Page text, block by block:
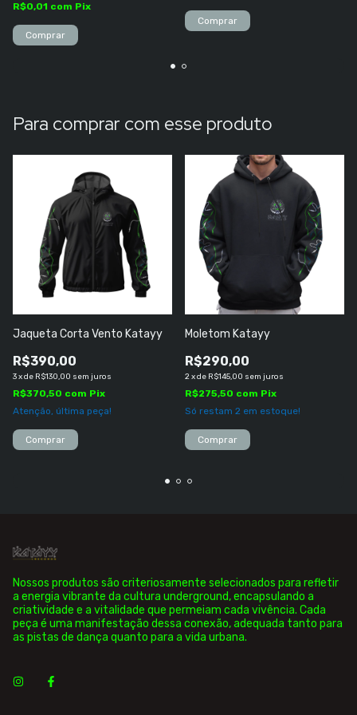
R$0,01 com Pix
Para comprar com esse produto
Jaqueta Corta Vento Katayy
R$390,00
3xde R$130,00 sem juros
R$370,50 com Pix
Atenção, última peça!
Comprar
Moletom Katayy
R$290,00
2xde R$145,00 sem juros
R$275,50 com Pix
Só restam 2 em estoque!
Comprar
Nossos produtos são criteriosamente selecionados para refletir
a energia vibrante da cultura underground, encapsulando a
criatividade e a vitalidade que permeiam cada vivência. Cada
peça é uma manifestação dessa conexão, adequada tanto para
as pistas de dança quanto para a vida urbana.